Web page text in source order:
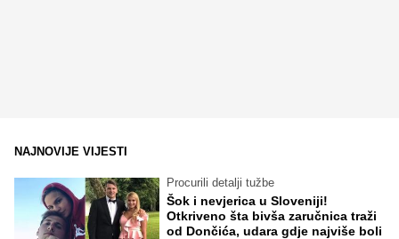
NAJNOVIJE VIJESTI
Procurili detalji tužbe
Šok i nevjerica u Sloveniji!
Otkriveno šta bivša zaručnica traži
od Dončića, udara gdje najviše boli